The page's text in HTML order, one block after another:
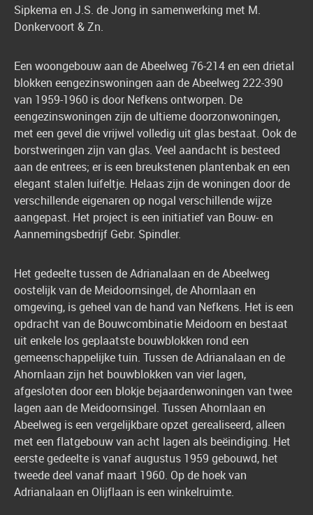
Sipkema en J.S. de Jong in samenwerking met M.
Donkervoort & Zn.
Een woongebouw aan de Abeelweg 76-214 en een drietal
blokken eengezinswoningen aan de Abeelweg 222-390
van 1959-1960 is door Nefkens ontworpen. De
eengezinswoningen zijn de ultieme doorzonwoningen,
met een gevel die vrijwel volledig uit glas bestaat. Ook de
borstweringen zijn van glas. Veel aandacht is besteed
aan de entrees; er is een breukstenen plantenbak en een
elegant stalen luifeltje. Helaas zijn de woningen door de
verschillende eigenaren op nogal verschillende wijze
aangepast. Het project is een initiatief van Bouw- en
Aannemingsbedrijf Gebr. Spindler.
Het gedeelte tussen de Adrianalaan en de Abeelweg
oostelijk van de Meidoornsingel, de Ahornlaan en
omgeving, is geheel van de hand van Nefkens. Het is een
opdracht van de Bouwcombinatie Meidoorn en bestaat
uit enkele los geplaatste bouwblokken rond een
gemeenschappelijke tuin. Tussen de Adrianalaan en de
Ahornlaan zijn het bouwblokken van vier lagen,
afgesloten door een blokje bejaardenwoningen van twee
lagen aan de Meidoornsingel. Tussen Ahornlaan en
Abeelweg is een vergelijkbare opzet gerealiseerd, alleen
met een flatgebouw van acht lagen als beëindiging. Het
eerste gedeelte is vanaf augustus 1959 gebouwd, het
tweede deel vanaf maart 1960. Op de hoek van
Adrianalaan en Olijflaan is een winkelruimte.